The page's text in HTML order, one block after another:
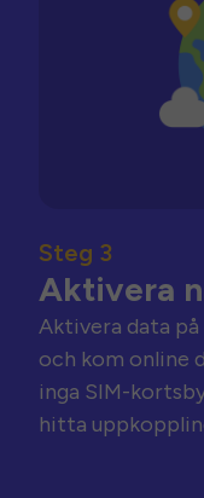
Steg 3
Aktivera
Aktivera data
och kom online
inga SIM-
hitta